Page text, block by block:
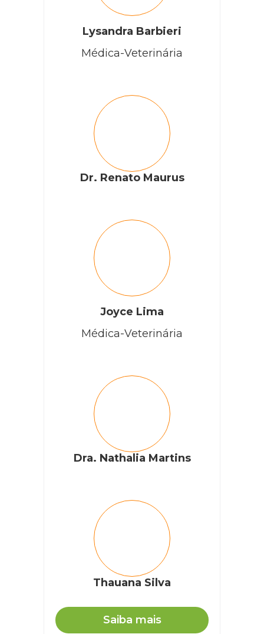
Lysandra Barbieri
Médica-Veterinária
Dr. Renato Maurus
Joyce Lima
Médica-Veterinária
Dra. Nathalia Martins
Thauana Silva
Saiba mais